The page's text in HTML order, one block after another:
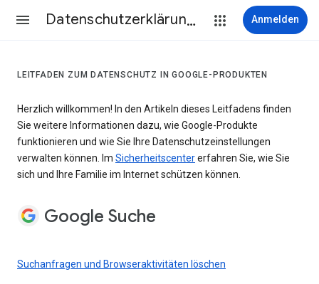
Datenschutzerklärung & Nutzungsbedingungen Anmelden
LEITFADEN ZUM DATENSCHUTZ IN GOOGLE-PRODUKTEN
Herzlich willkommen! In den Artikeln dieses Leitfadens finden
Sie weitere Informationen dazu, wie Google-Produkte
funktionieren und wie Sie Ihre Datenschutzeinstellungen
verwalten können. Im Sicherheitscentererfahren Sie, wie Sie
sich und Ihre Familie im Internet schützen können.
Google Suche
Suchanfragen und Browseraktivitäten löschen